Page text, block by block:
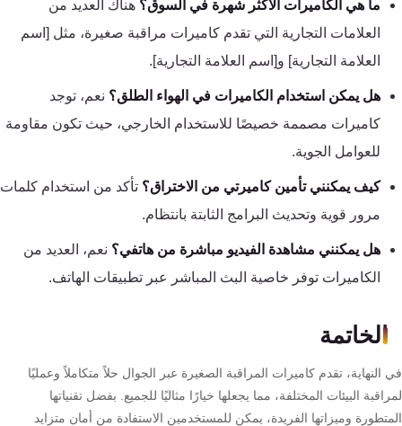
ما هي الكاميرات الأكثر شهرة في السوق؟هناك العديد من
العلامات التجارية التي تقدم كاميرات مراقبة صغيرة، مثل [اسم
العلامة التجارية] و[اسم العلامة التجارية].
هل يمكن استخدام الكاميرات في الهواء الطلق؟نعم، توجد
كاميرات مصممة خصيصًا للاستخدام الخارجي، حيث تكون مقاومة
للعوامل الجوية.
كيف يمكنني تأمين كاميرتي من الاختراق؟تأكد من استخدام كلمات
مرور قوية وتحديث البرامج الثابتة بانتظام.
هل يمكنني مشاهدة الفيديو مباشرة من هاتفي؟نعم، العديد من
الكاميرات توفر خاصية البث المباشر عبر تطبيقات الهاتف.
الخاتمة
النهاية، تقدم كاميرات المراقبة الصغيرة عبر الجوال حلاً متكاملاً وعمليًا
البيئات المختلفة، مما يجعلها خيارًا مثاليًا للجميع. بفضل تقنياتها
وميزاتها الفريدة، يمكن للمستخدمين الاستفادة من أمان متزايد